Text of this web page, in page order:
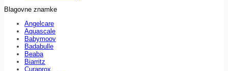
Blagovne znamke
Angelcare
Aquascale
Babymoov
Badabulle
Beaba
Biarritz
Curaprox